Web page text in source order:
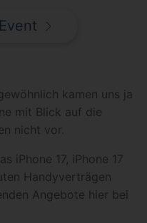
kamen uns ja
mit Blick auf die
nicht vor.
iPhone 17, iPhone 17
Handyverträgen
Angebote hier bei